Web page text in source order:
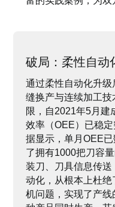
破局：柔性自动
通过柔性自动化升
缝换产与连续加工
限，自2021年5月建
效率（OEE）已稳
据显示，单月OEE
了拥有1000把刀容
装刀、刀具信息传
动化，从根本上杜
机问题，实现了产